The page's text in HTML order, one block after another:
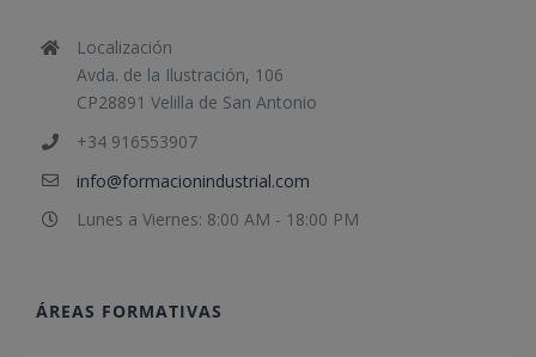
Localización
Avda. de la Ilustración, 106
CP28891 Velilla de San Antonio
+34 916553907
info@formacionindustrial.com
Lunes a Viernes: 8:00 AM - 18:00 PM
ÁREAS FORMATIVAS